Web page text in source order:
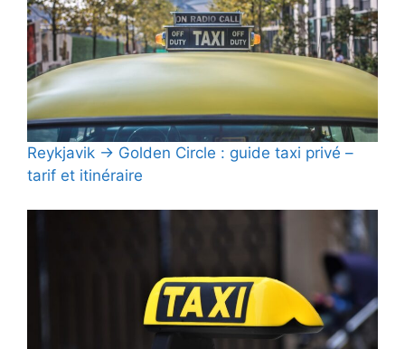
Reykjavik → Golden Circle : guide taxi privé –
tarif et itinéraire